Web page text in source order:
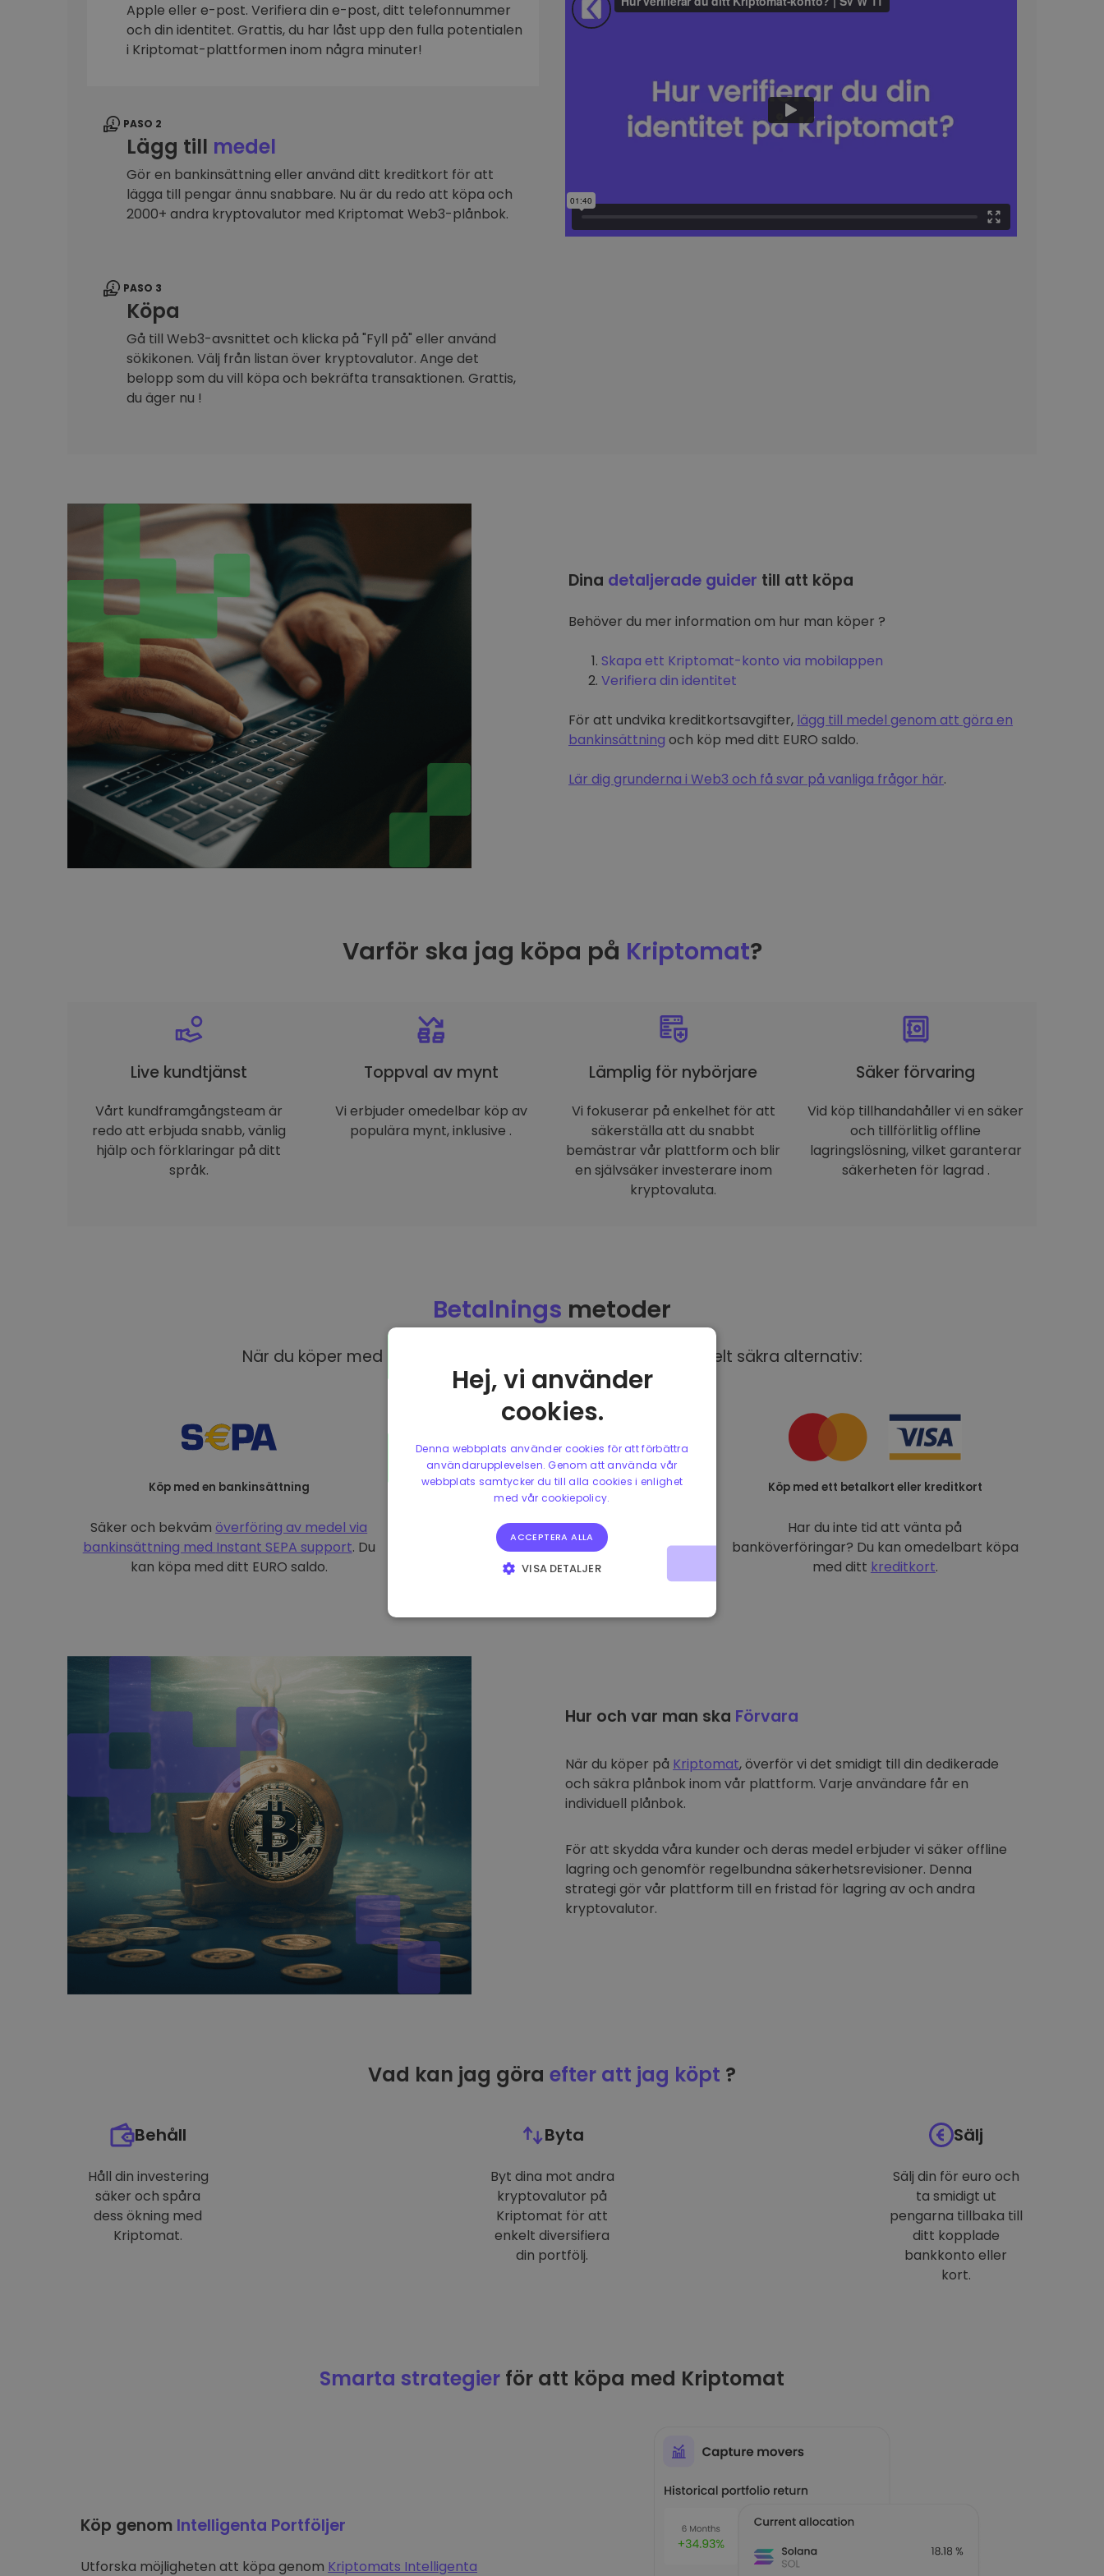
Investeringsutforskaren
Hitta din kryptostrategi
Apple eller e-post. Verifiera din e-post, ditt telefonnummer
och din identitet. Grattis, du har låst upp den fulla potentialen
i Kriptomat-plattformen inom några minuter!
PASO 2
Lägg till medel
Gör en bankinsättning eller använd ditt kreditkort för att
lägga till pengar ännu snabbare. Nu är du redo att köpa och
2000+ andra kryptovalutor med Kriptomat Web3-plånbok.
PASO 3
Köpa
Gå till Web3-avsnittet och klicka på "Fyll på" eller använd
sökikonen. Välj från listan över kryptovalutor. Ange det
belopp som du vill köpa och bekräfta transaktionen. Grattis,
du äger nu !
Dina detaljerade guider till att köpa
Behöver du mer information om hur man köper ?
Skapa ett Kriptomat-konto via mobilappen
Verifiera din identitet
För att undvika kreditkortsavgifter, lägg till medel genom att göra en
bankinsättning och köp med ditt EURO saldo.
Lär dig grunderna i Web3 och få svar på vanliga frågor här.
Varför ska jag köpa på Kriptomat?
Live kundtjänst
Vårt kundframgångsteam är
redo att erbjuda snabb, vänlig
hjälp och förklaringar på ditt
språk.
Toppval av mynt
Vi erbjuder omedelbar köp av
populära mynt, inklusive .
Lämplig för nybörjare
Vi fokuserar på enkelhet för att
säkerställa att du snabbt
bemästrar vår plattform och blir
en självsäker investerare inom
kryptovaluta.
Säker förvaring
Vid köp tillhandahåller vi en säker
och tillförlitlig offline
lagringslösning, vilket garanterar
säkerheten för lagrad .
Betalnings metoder
När du köper med EUR på Kriptomat har du tillgång till olika helt säkra alternativ:
Köp med en bankinsättning
Säker och bekvämöverföring av medel via
bankinsättning med Instant SEPA support. Du
kan köpa med ditt EURO saldo.
Köp med ett betalkort eller kreditkort
Har du inte tid att vänta på
banköverföringar? Du kan omedelbart köpa
med ditt kreditkort.
Hur och var man ska Förvara
När du köper på Kriptomat, överför vi det smidigt till din dedikerade
och säkra plånbok inom vår plattform. Varje användare får en
individuell plånbok.
För att skydda våra kunder och deras medel erbjuder vi säker offline
lagring och genomför regelbundna säkerhetsrevisioner. Denna
strategi gör vår plattform till en fristad för lagring av och andra
kryptovalutor.
Vad kan jag göra efter att jag köpt ?
Behåll
Håll din investering
säker och spåra
dess ökning med
Kriptomat.
Byta
Byt dina mot andra
kryptovalutor på
Kriptomat för att
enkelt diversifiera
din portfölj.
Sälj
Sälj din för euro och
ta smidigt ut
pengarna tillbaka till
ditt kopplade
bankkonto eller
kort.
Smarta strategier för att köpa med Kriptomat
Köp genom Intelligenta Portföljer
Utforska möjligheten att köpa genom Kriptomats Intelligenta
Hej, vi använder
cookies.
Denna webbplats använder cookies för att förbättra
användarupplevelsen. Genom att använda vår
webbplats samtycker du till alla cookies i enlighet
med vår cookiepolicy.
ACCEPTERA ALLA
VISA DETALJER